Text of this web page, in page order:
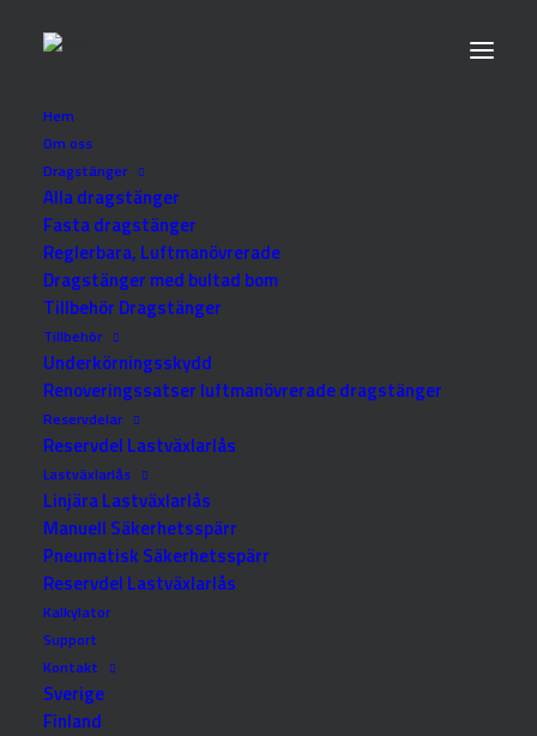
Hem
Om oss
Dragstänger
Alla dragstänger
Fasta dragstänger
Reglerbara, Luftmanövrerade
Dragstänger med bultad bom
Tillbehör Dragstänger
Tillbehör
Underkörningsskydd
Renoveringssatser luftmanövrerade dragstänger
Reservdelar
Reservdel Lastväxlarlås
Lastväxlarlås
Linjära Lastväxlarlås
Manuell Säkerhetsspärr
Pneumatisk Säkerhetsspärr
Reservdel Lastväxlarlås
Kalkylator
Support
Kontakt
Sverige
Finland
Drag 2010
Se alla kategorier
Reservdel Dragstänger
Tillbehör Dragstänger
Stötta för dragstång
10-0680-56
TILLBEHÖR DRAGSTÄNGER
LÄS MER